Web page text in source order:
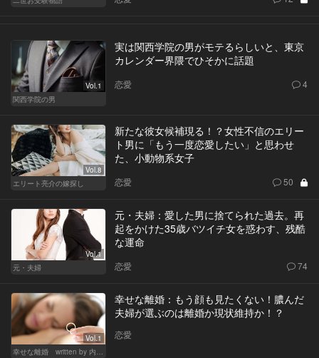
Vol.1
関西学院の男
実は関西学院の男がモテるらしいと、東京
カレンダー界隈でひそかに話題
恋愛 4
Vol.8
エリート亮介の嫁探し
新たな彼女候補現る！？女性不信のエリー
ト男に「もう一度恋愛したい」と思わせ
た、小動物系女子
恋愛 50
Vol.1
元・夫婦
元・夫婦：愛した男に捨てられた過去。再
起をかけた35歳バツイチ女を惑わす、残酷
な運命
恋愛 74
Vol.1
幸せな離婚 written by 内埜さくら
幸せな離婚：もう顔も見たくない！膿んだ
夫婦が選ぶのは離婚か現状維持か！？
恋愛